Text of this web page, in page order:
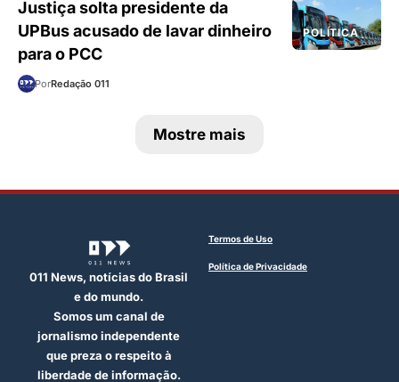
POLÍTICA
Justiça solta presidente da
UPBus acusado de lavar dinheiro
para o PCC
PorRedação 011
Mostre mais
011 News, notícias do Brasil
e do mundo.
Somos um canal de
jornalismo independente
que preza o respeito à
liberdade de informação.
Termos de Uso
Política de Privacidade